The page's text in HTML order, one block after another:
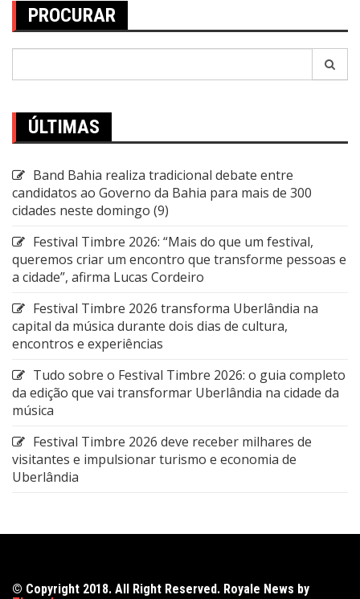
PROCURAR
ÚLTIMAS
Band Bahia realiza tradicional debate entre
candidatos ao Governo da Bahia para mais de 300
cidades neste domingo (9)
Festival Timbre 2026: “Mais do que um festival,
queremos criar um encontro que transforme pessoas e
a cidade”, afirma Lucas Cordeiro
Festival Timbre 2026 transforma Uberlândia na
capital da música durante dois dias de cultura,
encontros e experiências
Tudo sobre o Festival Timbre 2026: o guia completo
da edição que vai transformar Uberlândia na cidade da
música
Festival Timbre 2026 deve receber milhares de
visitantes e impulsionar turismo e economia de
Uberlândia
© Copyright 2018. All Right Reserved. Royale News by